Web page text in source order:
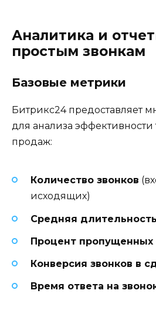
Аналитика и
простым звонкам
Базовые метрики
Битрикс24 предоставляет
для анализа
продаж:
Количество звонков
исходящих)
Средняя
Процент пропущенных
Конверсия звонков в
Время ответа на